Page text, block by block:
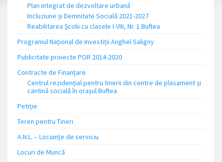
Plan integrat de dezvoltare urbană
Incluziune și Demnitate Socială 2021-2027
Reabilitarea Școlii cu clasele I-VIII, Nr. 1 Buftea
Programul Național de Investiții Anghel Saligny
Publicitate proiecte POR 2014-2020
Contracte de Finanțare
Centrul rezidențial pentru tinerii din centre de plasament și
cantină socială în orașul Buftea
Petiție
Teren pentru Tineri
A.N.L. – Locuinţe de serviciu
Locuri de Muncă